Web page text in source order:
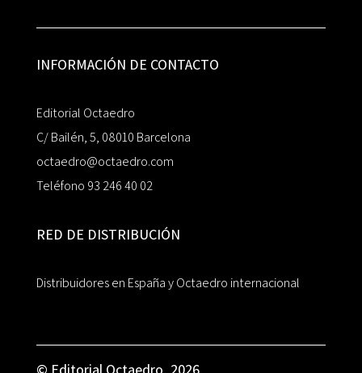
INFORMACIÓN DE CONTACTO
Editorial Octaedro
C/ Bailén, 5, 08010 Barcelona
octaedro@octaedro.com
Teléfono 93 246 40 02
RED DE DISTRIBUCIÓN
Distribuidores en España y Octaedro internacional
© Editorial Octaedro, 2026